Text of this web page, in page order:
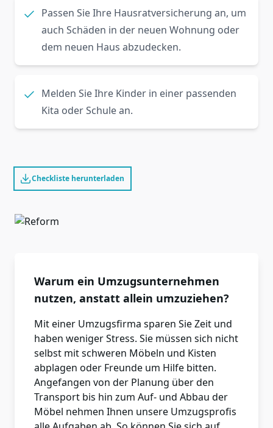
Passen Sie Ihre Hausratversicherung an, um
auch Schäden in der neuen Wohnung oder
dem neuen Haus abzudecken.
Melden Sie Ihre Kinder in einer passenden
Kita oder Schule an.
Checkliste herunterladen
Warum ein Umzugsunternehmen
nutzen, anstatt allein umzuziehen?
Mit einer Umzugsfirma sparen Sie Zeit und
haben weniger Stress. Sie müssen sich nicht
selbst mit schweren Möbeln und Kisten
abplagen oder Freunde um Hilfe bitten.
Angefangen von der Planung über den
Transport bis hin zum Auf- und Abbau der
Möbel nehmen Ihnen unsere Umzugsprofis